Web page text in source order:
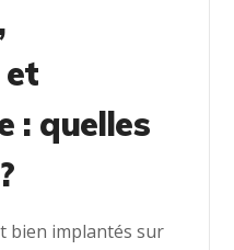
: quelles
bien implantés sur